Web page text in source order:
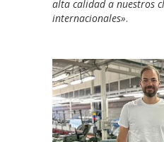
alta calidad a nuestros
internacionales».